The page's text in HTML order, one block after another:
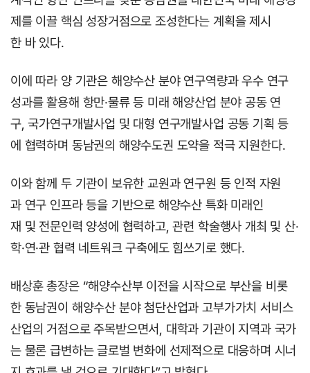
제를 이끌 핵심 성장거점으로 조성한다는 계획을 제시
한 바 있다.
이에 따라 양 기관은 해양수산 분야 연구역량과 우수 연구
성과를 활용해 항만·물류 등 미래 해양산업 분야 공동 연
구, 국가연구개발사업 및 대형 연구개발사업 공동 기획 등
에 협력하며 동남권의 해양수도권 도약을 적극 지원한다.
이와 함께 두 기관이 보유한 교원과 연구원 등 인적 자원
과 연구 인프라 등을 기반으로 해양수산 특화 미래인
재 및 전문인력 양성에 협력하고, 관련 학술행사 개최 및 산·
학·연·관 협력 네트워크 구축에도 힘쓰기로 했다.
배상훈 총장은 “해양수산부 이전을 시작으로 부산을 비롯
한 동남권이 해양수산 분야 첨단산업과 고부가가치 서비스
산업의 거점으로 주목받으면서, 대학과 기관이 지역과 국가
는 물론 급변하는 글로벌 변화에 선제적으로 대응하며 시너